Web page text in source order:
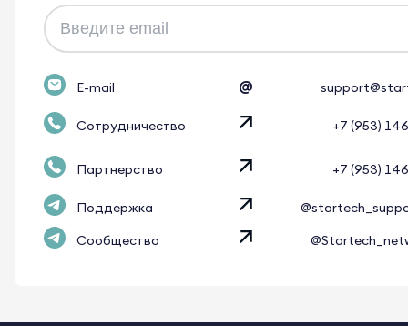
E-mail @
Сотрудничество +7 (953)
Партнерство +7 (953)
Поддержка
Сообщество